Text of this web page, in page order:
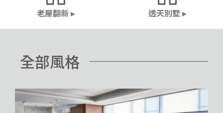
老屋翻新 ▸ 透天別墅 ▸
全部風格